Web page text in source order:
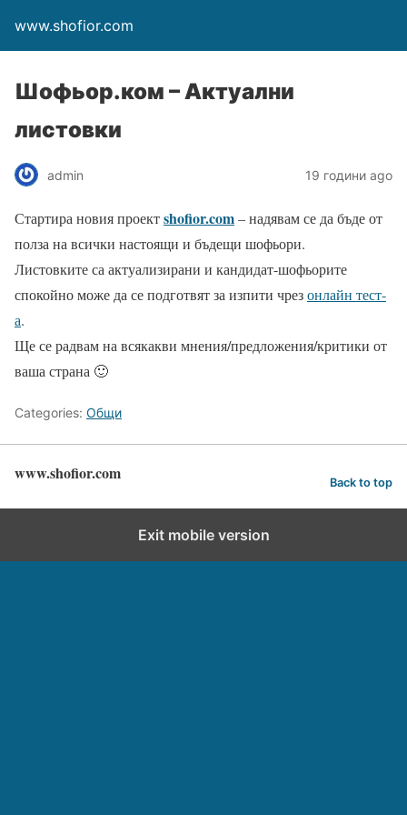
www.shofior.com
Шофьор.ком – Актуални
листовки
admin 19 години ago
Стартира новия проектshofior.com– надявам се да бъде от
полза на всички настоящи и бъдещи шофьори.
Листовките са актуализирани и кандидат-шофьорите
спокойно може да се подготвят за изпити чрезонлайн тест-
а.
Ще се радвам на всякакви мнения/предложения/критики от
ваша страна 🙂
Categories: Общи
www.shofior.com Back to top
Exit mobile version